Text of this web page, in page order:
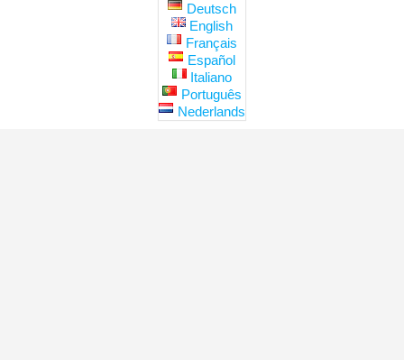
Deutsch
English
Français
Español
Italiano
Português
Nederlands